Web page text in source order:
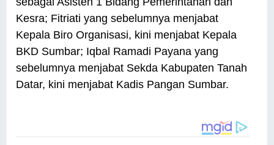
Kesra; Fitriati yang sebelumnya menjabat
Kepala Biro Organisasi, kini menjabat Kepala
BKD Sumbar; Iqbal Ramadi Payana yang
sebelumnya menjabat Sekda Kabupaten Tanah
Datar, kini menjabat Kadis Pangan Sumbar.